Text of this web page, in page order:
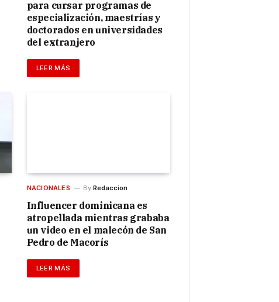
para cursar programas de
especialización, maestrías y
doctorados en universidades
del extranjero
LEER MÁS
NACIONALES By Redaccion
Influencer dominicana es
atropellada mientras grababa
un video en el malecón de San
Pedro de Macorís
LEER MÁS